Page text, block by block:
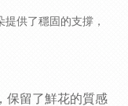
供了穩固的支撐，
保留了鮮花的質感